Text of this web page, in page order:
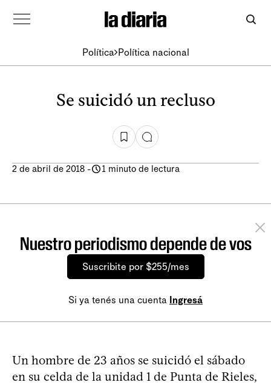
Política Política nacional
Se suicidó un recluso
2 de abril de 2018 - 1 minuto de lectura
Nuestro periodismo depende de vos
Suscribite por $255/mes
Si ya tenés una cuenta Ingresá
Un hombre de 23 años se suicidó el sábado
en su celda de la unidad 1 de Punta de Rieles,